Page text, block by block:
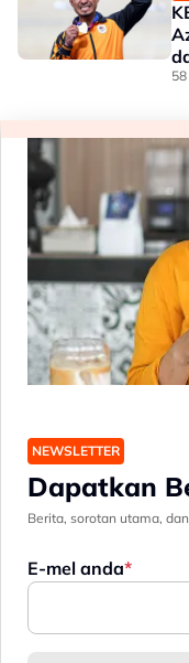
NEWSLETTER
Dapatkan
Berita, sorotan utama,
E-mel anda